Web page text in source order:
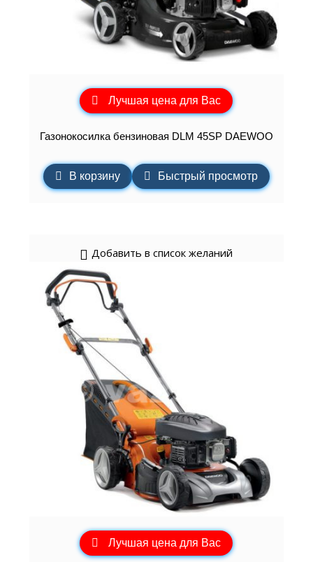
Лучшая цена для Вас
Газонокосилка бензиновая DLM 45SP DAEWOO
В корзину Быстрый просмотр
Добавить в список желаний
Лучшая цена для Вас